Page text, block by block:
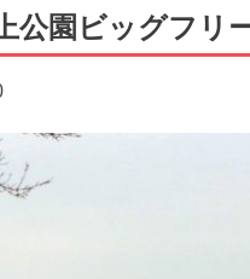
公園ビッグフリ